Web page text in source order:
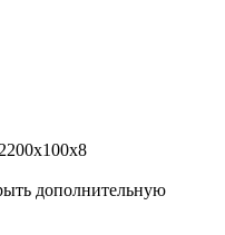
дополнительную